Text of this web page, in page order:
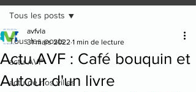
Tous les posts
actu AVF
actu de nos villes
Tous les posts
Actu AVF : Café bouquin et
Autour d'un livre
avfvla
31 mars 2022 1 min de lecture